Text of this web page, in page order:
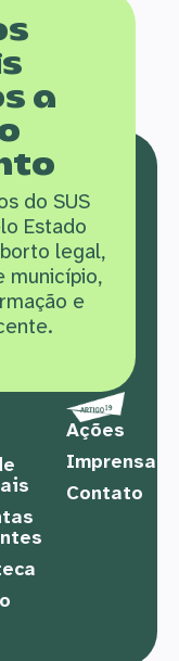
a
do SUS
Estado
legal,
município,
e
Ações
Imprensa
Contato